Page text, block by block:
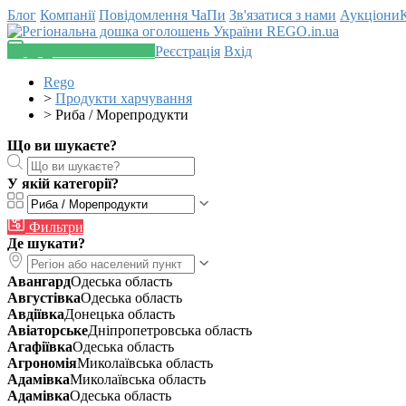
Блог Компанії Повідомлення ЧаПи Зв'язатися з нами Аукціони
Реєстрація Вхід
Rego
> Продукти харчування
> Риба / Морепродукти
Що ви шукаєте?
У якій категорії?
Фильтри
Де шукати?
АвангардОдеська область
АвгустівкаОдеська область
АвдіївкаДонецька область
АвіаторськеДніпропетровська область
АгафіївкаОдеська область
АгрономіяМиколаївська область
АдамівкаМиколаївська область
АдамівкаОдеська область